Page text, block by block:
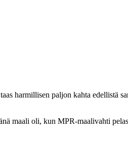
harmillisen paljon kahta edellistä
maali oli, kun MPR-maalivahti